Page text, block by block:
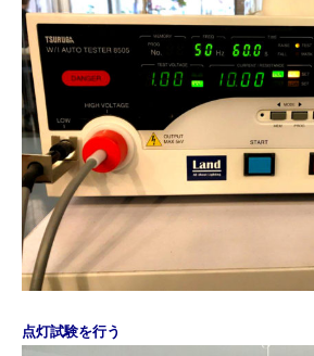
点灯試験を行う